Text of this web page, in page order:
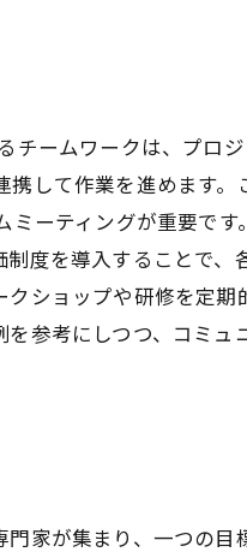
ームワークは、プロ
して作業を進めます
ーティングが重要で
度を導入することで
ショップや研修を定
参考にしつつ、コミュ
家が集まり、一つの